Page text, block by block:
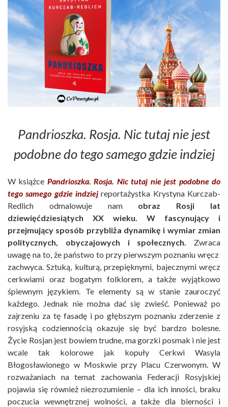
Pandrioszka. Rosja. Nic tutaj nie jest
podobne do tego samego gdzie indziej
W książce Pandrioszka. Rosja. Nic tutaj nie jest podobne do
tego samego gdzie indziej reportażystka Krystyna Kurczab-
Redlich odmalowuje nam obraz Rosji lat
dziewięćdziesiątych XX wieku. W fascynujący i
przejmujący sposób przybliża dynamikę i wymiar zmian
politycznych, obyczajowych i społecznych. Zwraca
uwagę na to, że państwo to przy pierwszym poznaniu wręcz
zachwyca. Sztuką, kulturą, przepięknymi, bajecznymi wręcz
cerkwiami oraz bogatym folklorem, a także wyjątkowo
śpiewnym językiem. Te elementy są w stanie zauroczyć
każdego. Jednak nie można dać się zwieść. Ponieważ po
zajrzeniu za tę fasadę i po głębszym poznaniu zderzenie z
rosyjską codziennością okazuje się być bardzo bolesne.
Życie Rosjan jest bowiem trudne, ma gorzki posmak i nie jest
wcale tak kolorowe jak kopuły Cerkwi Wasyla
Błogosławionego w Moskwie przy Placu Czerwonym. W
rozważaniach na temat zachowania Federacji Rosyjskiej
pojawia się również niezrozumienie – dla ich inności, braku
poczucia wewnętrznej wolności, a także dla bierności i